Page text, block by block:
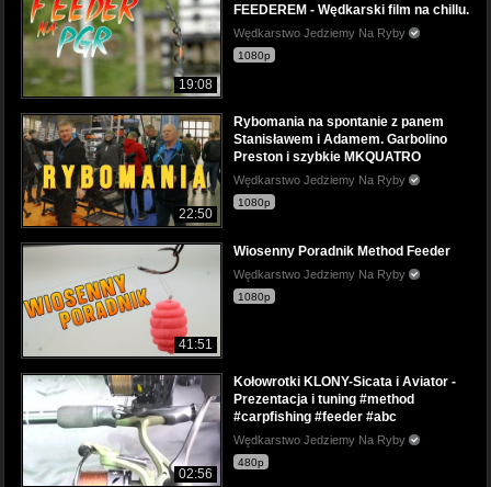
19:08
FEEDEREM - Wędkarski film na chillu.
Wędkarstwo Jedziemy Na Ryby
1080p
22:50
Rybomania na spontanie z panem
Stanisławem i Adamem. Garbolino
Preston i szybkie MKQUATRO
Wędkarstwo Jedziemy Na Ryby
1080p
41:51
Wiosenny Poradnik Method Feeder
Wędkarstwo Jedziemy Na Ryby
1080p
02:56
Kołowrotki KLONY-Sicata i Aviator -
Prezentacja i tuning #method
#carpfishing #feeder #abc
Wędkarstwo Jedziemy Na Ryby
480p